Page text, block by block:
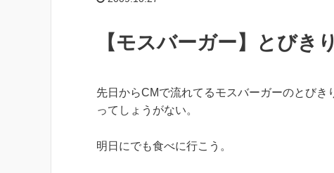
【モスバーガー】とびき
先日からCMで流れてるモスバーガーのとび
ってしょうがない。
明日にでも食べに行こう。